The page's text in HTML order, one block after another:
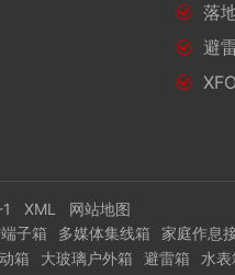
落
避
XML
网站地图
子箱 多媒体集线箱 家庭作息
箱 大玻璃户外箱 避雷箱 水表